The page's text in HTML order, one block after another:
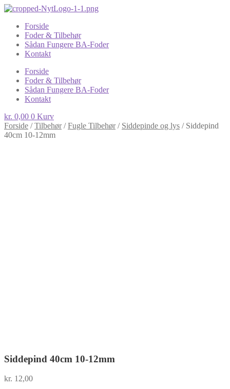
Forside
Foder & Tilbehør
Sådan Fungere BA-Foder
Kontakt
Forside
Foder & Tilbehør
Sådan Fungere BA-Foder
Kontakt
kr. 0,00 0 Kurv
Forside /Tilbehør/Fugle Tilbehør/ Siddepinde og lys / Siddepind
40cm 10-12mm
Siddepind 40cm 10-12mm
kr. 12,00